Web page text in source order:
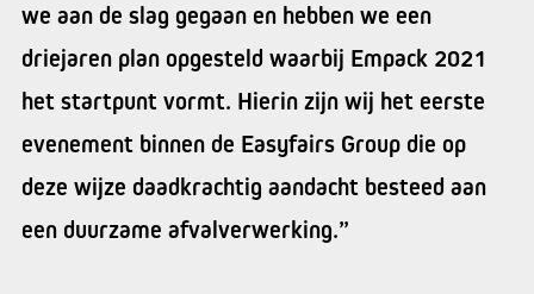
we aan de slag gegaan en hebben we een
driejaren plan opgesteld waarbij Empack 2021
het startpunt vormt. Hierin zijn wij het eerste
evenement binnen de Easyfairs Group die op
deze wijze daadkrachtig aandacht besteed aan
een duurzame afvalverwerking.”